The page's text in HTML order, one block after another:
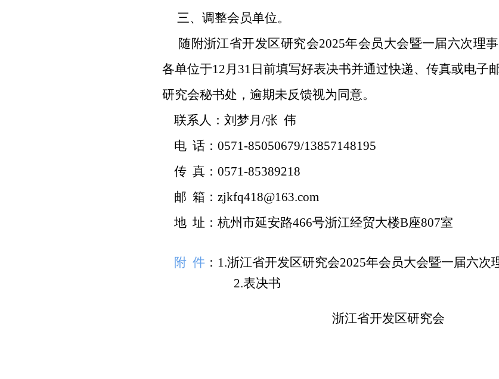
三、调整会员单位。
随附浙江省开发区研究会2025年会员大会暨一届六次理
各单位于12月 31 日前填写好表决书并通过快递、传真或电子
研究会秘书处，逾期未反馈视为同意。
联系人：刘梦月 /张 伟
电 话： 0571-85050679/13857148195
传 真： 0571-85389218
邮 箱： zjkfq418@163.com
地 址：杭州市延安路466号浙江经贸大楼B座807室
附 件 ： 1.浙江省开发区研究会2025年会员大会暨一届六次
2.表决书
浙江省开发区研究会